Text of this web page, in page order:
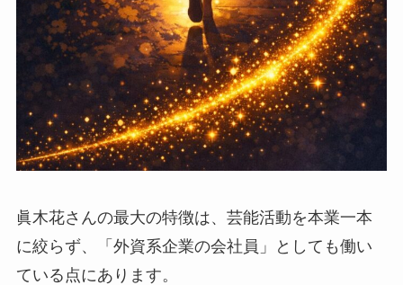
眞木花さんの最大の特徴は、芸能活動を本業一本
に絞らず、「外資系企業の会社員」としても働い
ている点にあります。